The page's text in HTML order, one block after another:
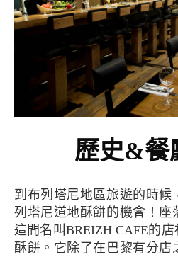
歷史&
到布列塔尼地區旅遊的時候，絕對不能錯過品嘗布
列塔尼道地酥餅的機會！座
這間名叫BREIZH CAFE的
酥餅。它除了在巴黎有分店